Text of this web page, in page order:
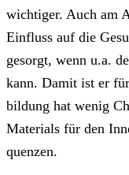
wichtiger. Auch am
Einfluss auf die
gesorgt, wenn u.a.
kann. Damit ist er
bildung hat wenig
Materials für den
quenzen.